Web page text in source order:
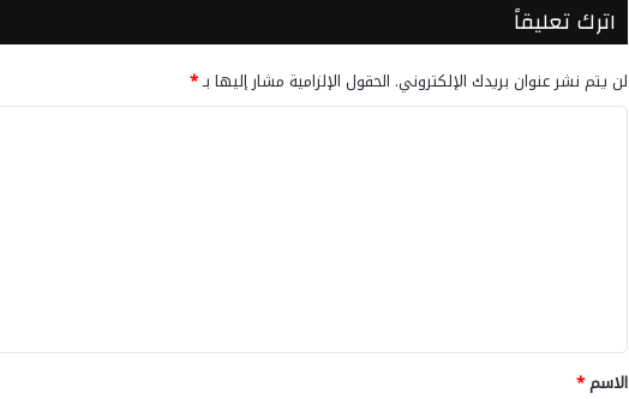
اترك تعليقاً
لن يتم نشر عنوان بريدك الإلكتروني. الحقول الإلزامية مشار إليها بـ*
*
الاسم*